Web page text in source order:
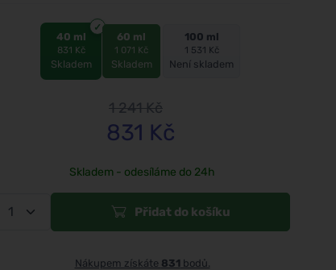
40 ml
831 Kč
Skladem
60 ml
1 071 Kč
Skladem
100 ml
1 531 Kč
Není skladem
1 241Kč
831 Kč
Skladem - odesíláme do 24h
Přidat do košíku
Nákupem získáte 831 bodů.